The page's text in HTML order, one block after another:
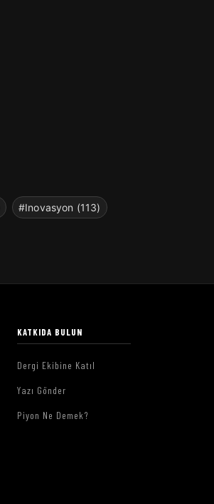
#Inovasyon (113)
KATKIDA BULUN
Dergi Ekibine Katıl
Yazı Gönder
Piyon Ne Demek?